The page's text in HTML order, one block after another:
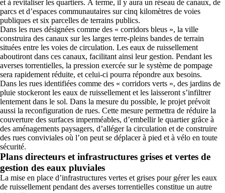
et à revitaliser les quartiers. À terme, il y aura un réseau de canaux, de
parcs et d’espaces communautaires sur cinq kilomètres de voies
publiques et six parcelles de terrains publics.
Dans les rues désignées comme des « corridors bleus », la ville
construira des canaux sur les larges terre-pleins bandes de terrain
situées entre les voies de circulation. Les eaux de ruissellement
aboutiront dans ces canaux, facilitant ainsi leur gestion. Pendant les
averses torrentielles, la pression exercée sur le système de pompage
sera rapidement réduite, et celui-ci pourra répondre aux besoins.
Dans les rues identifiées comme des « corridors verts », des jardins de
pluie stockeront les eaux de ruissellement et les laisseront s’infiltrer
lentement dans le sol. Dans la mesure du possible, le projet prévoit
aussi la reconfiguration de rues. Cette mesure permettra de réduire la
couverture des surfaces imperméables, d’embellir le quartier grâce à
des aménagements paysagers, d’alléger la circulation et de construire
des rues conviviales où l’on peut se déplacer à pied et à vélo en toute
sécurité.
Plans directeurs et infrastructures grises et vertes de
gestion des eaux pluviales
La mise en place d’infrastructures vertes et grises pour gérer les eaux
de ruissellement pendant des averses torrentielles constitue un autre